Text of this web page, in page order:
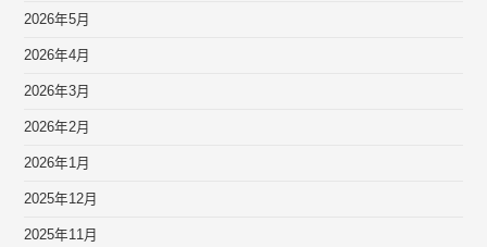
2026年5月
2026年4月
2026年3月
2026年2月
2026年1月
2025年12月
2025年11月